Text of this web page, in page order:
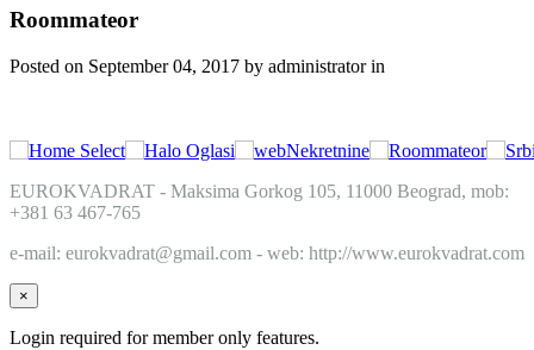
Roommateor
Posted on September 04, 2017 by administrator in
EUROKVADRAT - Maksima Gorkog 105, 11000 Beograd, mob:
+381 63 467-765
e-mail: eurokvadrat@gmail.com - web: http://www.eurokvadrat.com
×
Login required for member only features.